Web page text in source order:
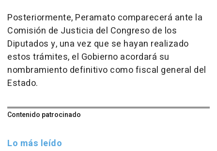
Posteriormente, Peramato comparecerá ante la
Comisión de Justicia del Congreso de los
Diputados y, una vez que se hayan realizado
estos trámites, el Gobierno acordará su
nombramiento definitivo como fiscal general del
Estado.
Contenido patrocinado
Lo más leído